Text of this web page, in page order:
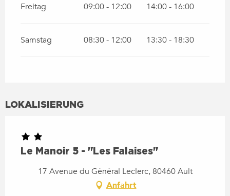
Freitag 09:00 - 12:00 14:00 - 16:00
Samstag 08:30 - 12:00 13:30 - 18:30
LOKALISIERUNG
Le Manoir 5 - "Les Falaises"
17 Avenue du Général Leclerc, 80460 Ault
Anfahrt